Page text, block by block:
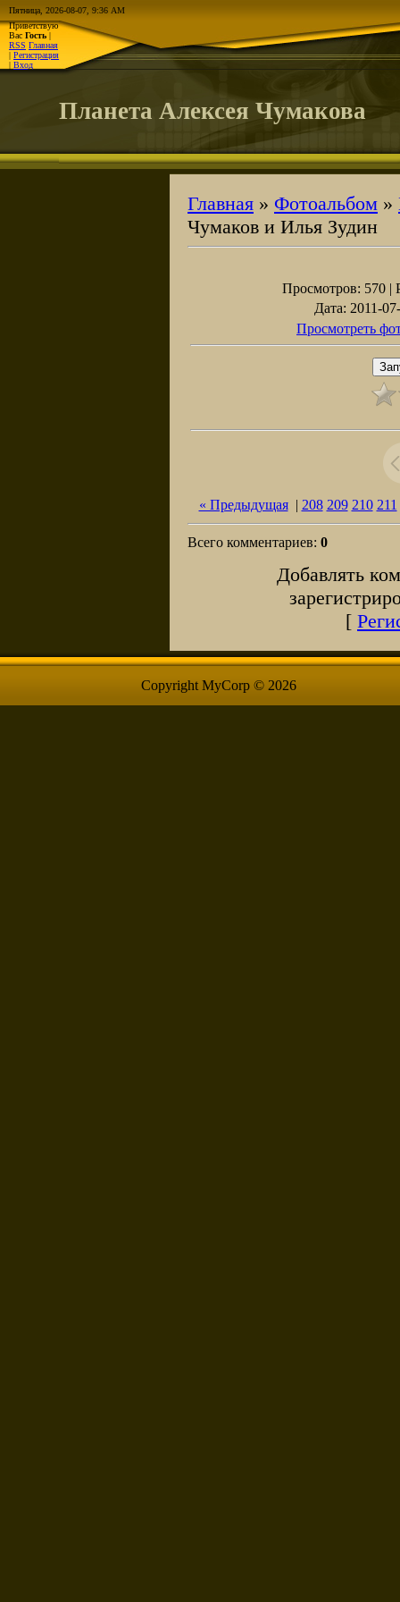
Пятница, 2026-08-07, 9:36 AM
Приветствую
Вас Гость |
RSS Главная
| Регистрация
| Вход
Планета Алексея Чумакова
Главная » Фотоальбом »
Чумаков и Илья Зудин
Просмотров: 570 |
Дата: 2011-
Просмотреть
« Предыдущая| 208 209 210 211
Всего комментариев: 0
Добавлять
[
Copyright MyCorp © 2026